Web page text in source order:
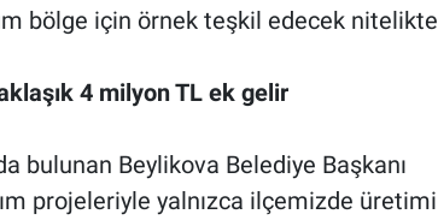
bölge için örnek teşkil edecek nitelikte
4 milyon TL ek gelir
bulunan Beylikova Belediye Başkanı
projeleriyle yalnızca ilçemizde üretimi